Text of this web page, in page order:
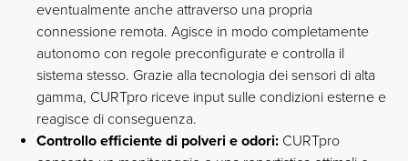
eventualmente anche attraverso una propria
connessione remota. Agisce in modo completamente
autonomo con regole preconfigurate e controlla il
sistema stesso. Grazie alla tecnologia dei sensori di alta
gamma, CURTpro riceve input sulle condizioni esterne e
reagisce di conseguenza.
Controllo efficiente di polveri e odori: CURTpro